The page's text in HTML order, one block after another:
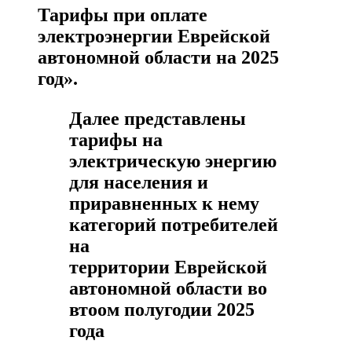
Тарифы при оплате
электроэнергии Еврейской
автономной области на 2025
год».
Далее представлены
тарифы на
электрическую энергию
для населения и
приравненных к нему
категорий потребителей
на
территории Еврейской
автономной области во
втоом полугодии 2025
года